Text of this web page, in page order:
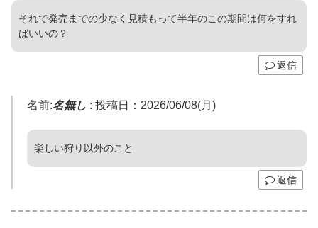
それで発売までの少なく見積もって半年のこの期間は何をすれ
ばいいの？
返信
名前:名無し : 投稿日：2026/06/08(月)
楽しい狩り以外のこと
返信